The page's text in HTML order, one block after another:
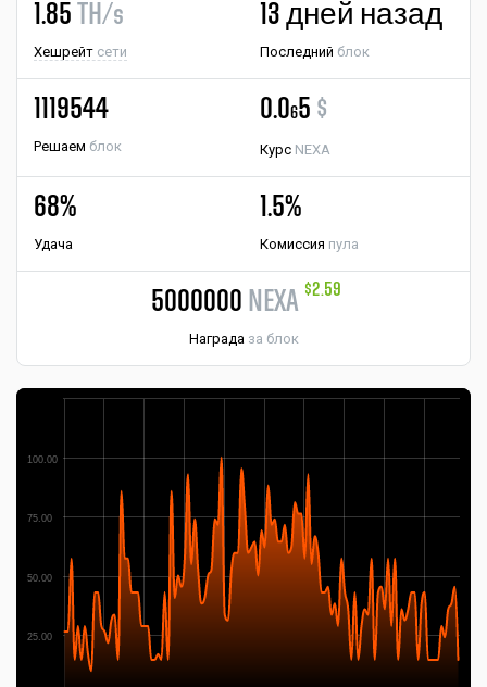
1.85 TH/s
Хешрейт сети
13 дней назад
Последний блок
1119544
Решаем блок
0.065 $
Курс NEXA
68%
Удача
1.5%
Комиссия пула
5000000 NEXA $2.59
Награда за блок
25.00
50.00
75.00
100.00